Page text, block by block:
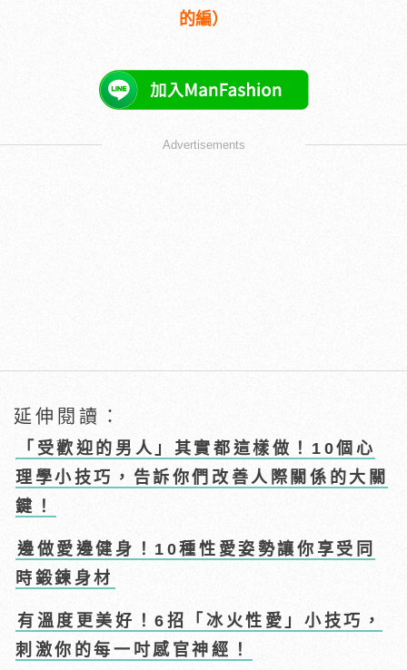
的編）
Advertisements
延伸閱讀：
「受歡迎的男人」其實都這樣做！10個心
理學小技巧，告訴你們改善人際關係的大關
鍵！
邊做愛邊健身！10種性愛姿勢讓你享受同
時鍛鍊身材
有溫度更美好！6招「冰火性愛」小技巧，
刺激你的每一吋感官神經！